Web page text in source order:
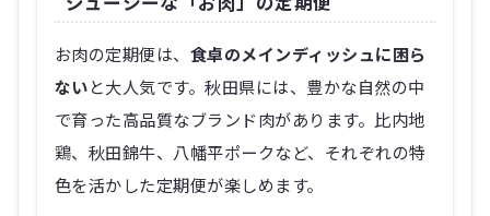
お肉の定期便は、 食卓のメインディッシュに困ら
ないと大人気です。秋田県には、豊かな自然の中
で育った高品質なブランド肉があります。比内地
鶏、秋田錦牛、八幡平ポークなど、それぞれの特
色を活かした定期便が楽しめます。